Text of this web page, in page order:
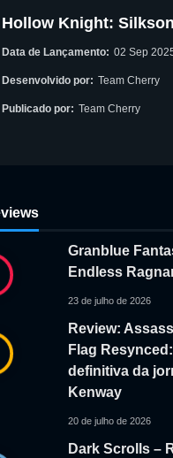
Hollow Knight:
Data de Lançamento: 02 Sep
Desenvolvido por: Team Cherry
Publicado por: Team Cherry
Granblue
Endless
23 de julho de 2026
Review:
Flag
definitiva da
Kenway
20 de julho de 2026
Dark Scrolls –